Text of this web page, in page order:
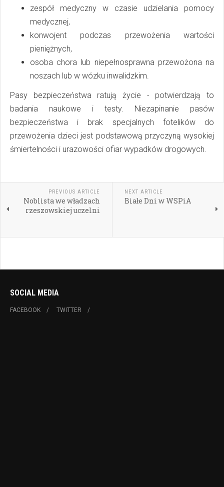
zespół medyczny w czasie udzielania pomocy
medycznej,
konwojent podczas przewożenia wartości
pieniężnych,
osoba chora lub niepełnosprawna przewożona na
noszach lub w wózku inwalidzkim.
Pasy bezpieczeństwa ratują życie - potwierdzają to
badania naukowe i testy. Niezapinanie pasów
bezpieczeństwa i brak specjalnych fotelików do
przewożenia dzieci jest podstawową przyczyną wysokiej
śmiertelności i urazowości ofiar wypadków drogowych.
PREVIOUS ARTICLE
Noblista we władzach
rzeszowskiej uczelni
NEXT ARTICLE
Białe Dni w WSPiA
SOCIAL MEDIA
FACEBOOK TWITTER